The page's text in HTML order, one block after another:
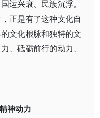
运兴衰、民族沉浮。
正是有了这种文化自
文化根脉和独特的文
、砥砺前行的动力、
神动力